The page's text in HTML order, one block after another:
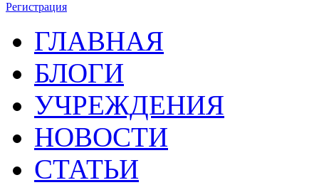
Регистрация
ГЛАВНАЯ
БЛОГИ
УЧРЕЖДЕНИЯ
НОВОСТИ
СТАТЬИ